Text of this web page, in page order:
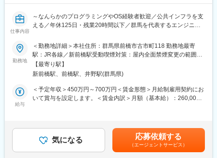
■所属部署、教育体制について
ています。本社を含めて営業担当は全部で28名です。入社後1か
月は本社にて研修を行い、支店配属後は先輩社員の指導の下、
OJTを中心に育成を行っていきます。昇給や昇格に関する評価制
度も整っています。
■企業概要
当社はフリーアクセスフロア、ハイベース（露出型固定柱脚）を
はじめ、各種建築構造部材、制震ダンパー、耐震補強部材など、
部材「ハイベース工法」は、約50年超の実績を有し、業界内で高
い評価と認知度を獲得しています。
長年培ってきた建築構造部材の開発技術と豊富な実績を基盤に、
仕事内容
～なんらかのプログラミングやOS経験者歓迎／公共インフラを支
える／年休125日・残業20時間以下／群馬を代表するエンジニア
ルを持つ優良上場企業～
【社員全員1年間は試用期間として契約社員ですが、その後正社員
登用されます（基本全員登用）】
■業務内容：
広域遠隔管理ネットワークシステム「タスクプラス」の情報処理
業務をお任せします。
夜勤での監視業務はなく、土日祝日はお休み、残業も月20時間以
＜タスクプラスとは＞
FOMA網やインターネットを利用して運転監視から故障・異常の
予知までを実現する運転管理システムです。
勤務地
＜勤務地詳細＞本社住所：群馬県前橋市古市町118 勤務地最寄
駅：JR各線／新前橋駅受動喫煙対策：屋内全面禁煙変更の範囲：
会社の定める事業所
【最寄り駅】
新前橋駅、前橋駅、井野駅(群馬県)
給与
＜予定年収＞450万円～700万円＜賃金形態＞月給制雇用契約にお
いて賞与を設定します。＜賃金内訳＞月額（基本給）：260,000
域により異なります）。■昇給：年1回（4月）■賞与：年2回（6
月、12月）賃金はあくまでも目安の金額であり、選考を通じて上
下する可能性があります。月給(月額)は固定手当を含めた表記で
気になる 応募依頼する
（エージェントサービス）